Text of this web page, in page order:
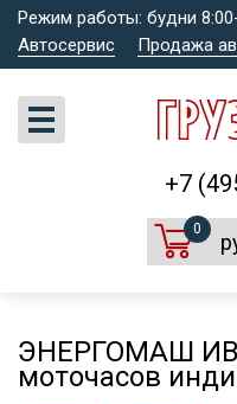
Режим работы: будни
Автосервис
Продажа
+7
0
ЭНЕРГОМАШ
моточасов